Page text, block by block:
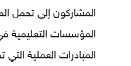
المشاركون إلى تحمل
المؤسسات التعليمية
المبادرات العملية